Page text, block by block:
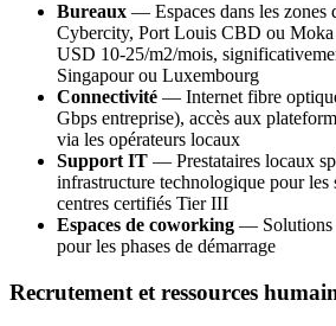
Bureaux — Espaces dans les zones
Cybercity, Port Louis CBD ou
USD 10-25/m2/mois,
Singapour ou Luxembourg
Connectivité — Internet fibre
Gbps entreprise), accès aux
via les opérateurs locaux
Support IT — Prestataires locaux
infrastructure technologique pour les
centres certifiés Tier III
Espaces de coworking — Solutions
pour les phases de démarrage
Recrutement et ressources